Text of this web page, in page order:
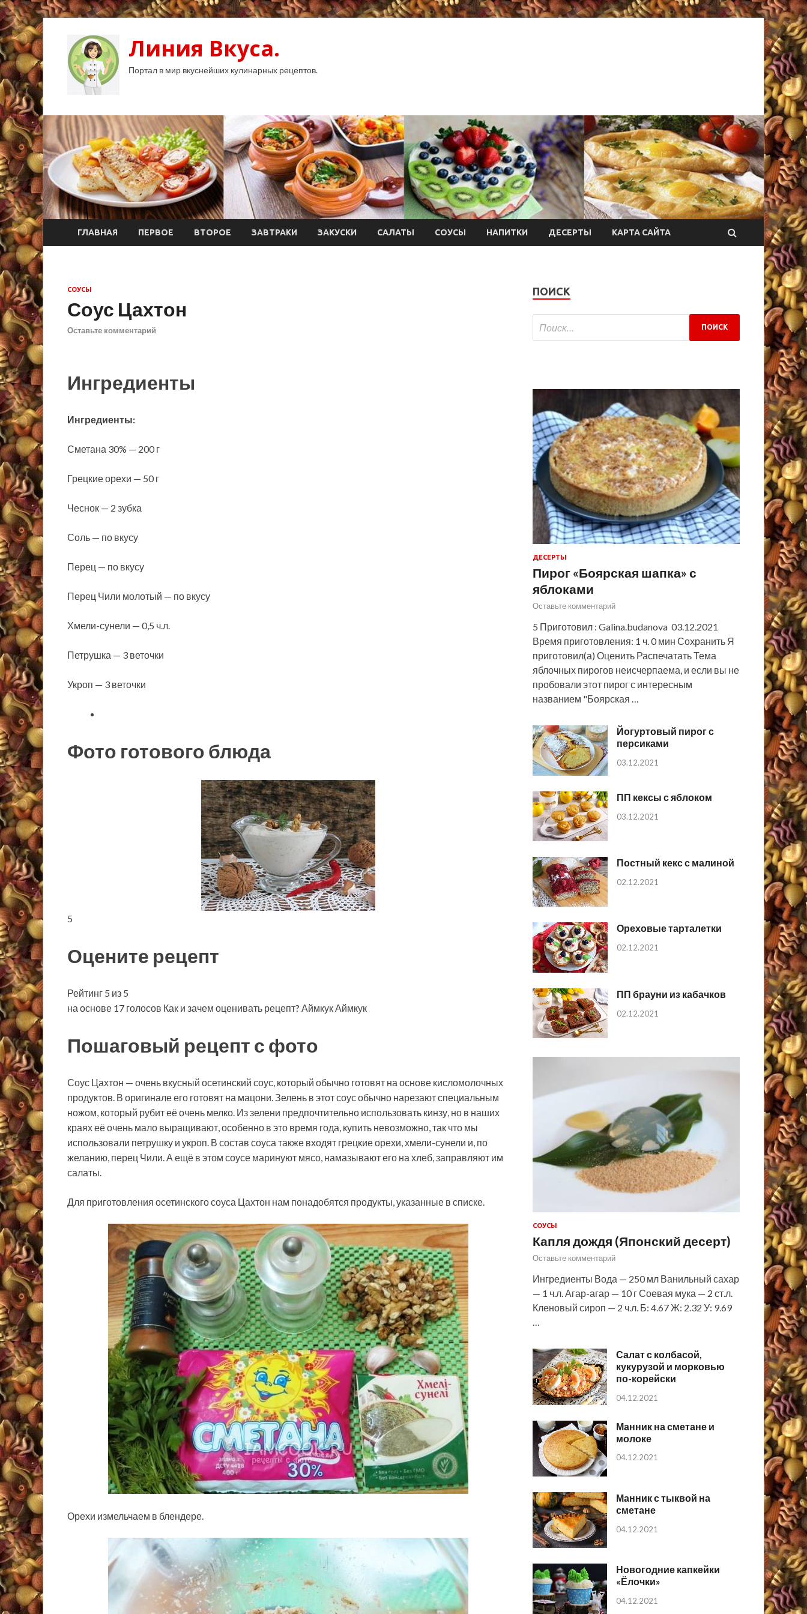
Линия Вкуса.
Портал в мир вкуснейших кулинарных рецептов.
ГЛАВНАЯ ПЕРВОЕ ВТОРОЕ ЗАВТРАКИ ЗАКУСКИ САЛАТЫ СОУСЫ НАПИТКИ ДЕСЕРТЫ КАРТА САЙТА
СОУСЫ
Соус Цахтон
Оставьте комментарий
Ингредиенты
Ингредиенты:
Сметана 30% — 200 г
Грецкие орехи — 50 г
Чеснок — 2 зубка
Соль — по вкусу
Перец — по вкусу
Перец Чили молотый — по вкусу
Хмели-сунели — 0,5 ч.л.
Петрушка — 3 веточки
Укроп — 3 веточки
Фото готового блюда
5
Оцените рецепт
Рейтинг 5 из 5
на основе 17 голосов Как и зачем оценивать рецепт? Аймкук Аймкук
Пошаговый рецепт с фото
Соус Цахтон — очень вкусный осетинский соус, который обычно готовят на основе кисломолочных
продуктов. В оригинале его готовят на мацони. Зелень в этот соус обычно нарезают специальным
ножом, который рубит её очень мелко. Из зелени предпочтительно использовать кинзу, но в наших
краях её очень мало выращивают, особенно в это время года, купить невозможно, так что мы
использовали петрушку и укроп. В состав соуса также входят грецкие орехи, хмели-сунели и, по
желанию, перец Чили. А ещё в этом соусе маринуют мясо, намазывают его на хлеб, заправляют им
салаты.
Для приготовления осетинского соуса Цахтон нам понадобятся продукты, указанные в списке.
Орехи измельчаем в блендере.
ПОИСК
ДЕСЕРТЫ
Пирог «Боярская шапка» с
яблоками
Оставьте комментарий
5 Приготовил : Galina.budanova 03.12.2021
Время приготовления: 1 ч. 0 мин Сохранить Я
приготовил(а) Оценить Распечатать Тема
яблочных пирогов неисчерпаема, и если вы не
пробовали этот пирог с интересным
названием "Боярская …
Йогуртовый пирог с
персиками
03.12.2021
ПП кексы с яблоком
03.12.2021
Постный кекс с малиной
02.12.2021
Ореховые тарталетки
02.12.2021
ПП брауни из кабачков
02.12.2021
СОУСЫ
Капля дождя (Японский десерт)
Оставьте комментарий
Ингредиенты Вода — 250 мл Ванильный сахар
— 1 ч.л. Агар-агар — 10 г Соевая мука — 2 ст.л.
Кленовый сироп — 2 ч.л. Б: 4.67 Ж: 2.32 У: 9.69
…
Салат с колбасой,
кукурузой и морковью
по-корейски
04.12.2021
Манник на сметане и
молоке
04.12.2021
Манник с тыквой на
сметане
04.12.2021
Новогодние капкейки
«Ёлочки»
04.12.2021